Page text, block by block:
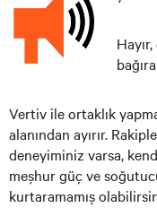
Vertiv ile ortaklık
alanından ayırır.
deneyiminiz varsa,
meşhur güç ve
kurtaramamış